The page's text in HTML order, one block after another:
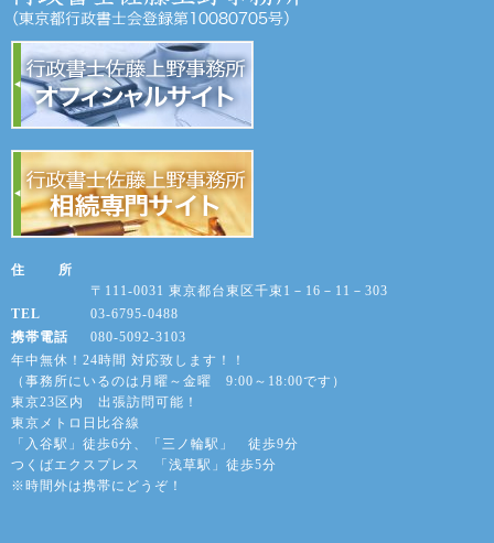
住 所
〒111-0031 東京都台東区千束1－16－11－303
TEL
03-6795-0488
携帯電話
080-5092-3103
年中無休！24時間 対応致します！！
（事務所にいるのは月曜～金曜 9:00～18:00です）
東京23区内 出張訪問可能！
東京メトロ日比谷線
「入谷駅」徒歩6分、「三ノ輪駅」 徒歩9分
つくばエクスプレス 「浅草駅」徒歩5分
※時間外は携帯にどうぞ！